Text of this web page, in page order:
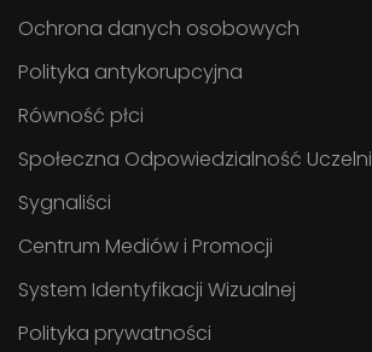
Ochrona danych osobowych
Polityka antykorupcyjna
Równość płci
Społeczna Odpowiedzialność Uczelni
Sygnaliści
Centrum Mediów i Promocji
System Identyfikacji Wizualnej
Polityka prywatności